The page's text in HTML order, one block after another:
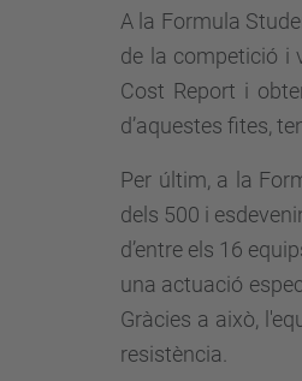
A la Formula
de la competició i
Cost Report i
d’aquestes fites,
Per últim, a la
dels 500 i
d’entre els 16
una actuació
Gràcies a això,
resistència.